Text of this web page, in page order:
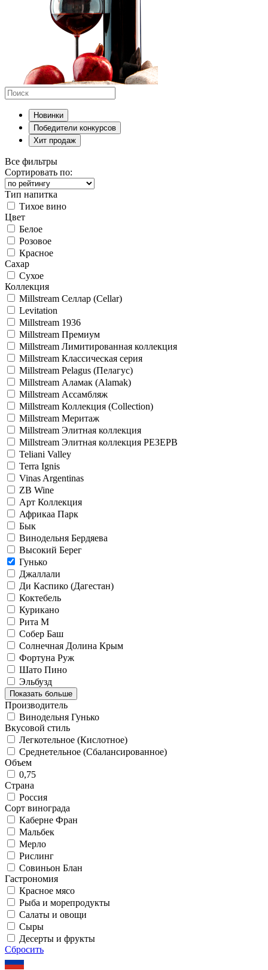
Новинки
Победители конкурсов
Хит продаж
Все фильтры
Сортировать по:
Тип напитка
Тихое вино
Цвет
Белое
Розовое
Красное
Сахар
Сухое
Коллекция
Millstream Селлар (Cellar)
Levitation
Millstream 1936
Millstream Премиум
Millstream Лимитированная коллекция
Millstream Классическая серия
Millstream Pelagus (Пелагус)
Millstream Аламак (Alamak)
Millstream Ассамбляж
Millstream Коллекция (Collection)
Millstream Меритаж
Millstream Элитная коллекция
Millstream Элитная коллекция РЕЗЕРВ
Teliani Valley
Terra Ignis
Vinas Argentinas
ZB Wine
Арт Коллекция
Африкаа Парк
Бык
Винодельня Бердяева
Высокий Берег
Гунько
Джаллали
Ди Каспико (Дагестан)
Коктебель
Курикано
Рита М
Собер Баш
Солнечная Долина Крым
Фортуна Руж
Шато Пино
Эльбузд
Показать больше
Производитель
Винодельня Гунько
Вкусовой стиль
Легкотельное (Кислотное)
Среднетельное (Сбалансированное)
Объем
0,75
Страна
Россия
Сорт винограда
Каберне Фран
Мальбек
Мерло
Рислинг
Совиньон Блан
Гастрономия
Красное мясо
Рыба и морепродукты
Салаты и овощи
Сыры
Десерты и фрукты
Сбросить